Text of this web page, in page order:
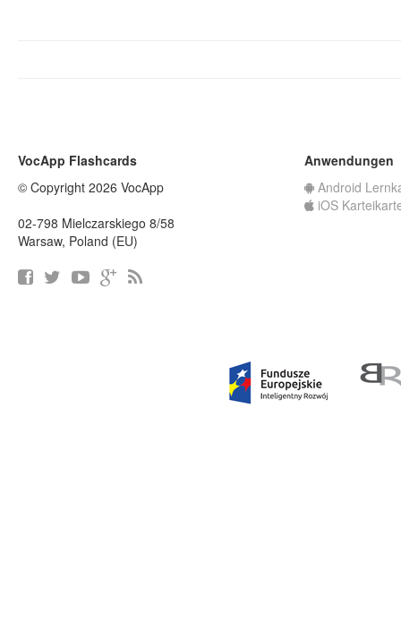
VocApp Flashcards
© Copyright 2026 VocApp
02-798 Mielczarskiego 8/58
Warsaw, Poland (EU)
Anwendungen
Android
iOS